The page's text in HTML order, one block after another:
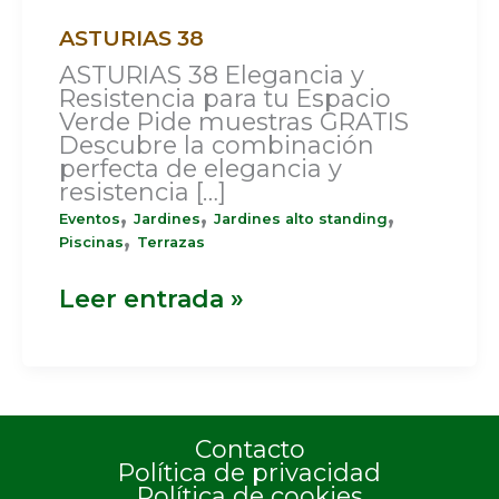
ASTURIAS 38
ASTURIAS 38 Elegancia y
Resistencia para tu Espacio
Verde Pide muestras GRATIS
Descubre la combinación
perfecta de elegancia y
resistencia […]
Eventos, Jardines, Jardines alto standing,
Piscinas, Terrazas
Leer entrada »
Contacto
Política de privacidad